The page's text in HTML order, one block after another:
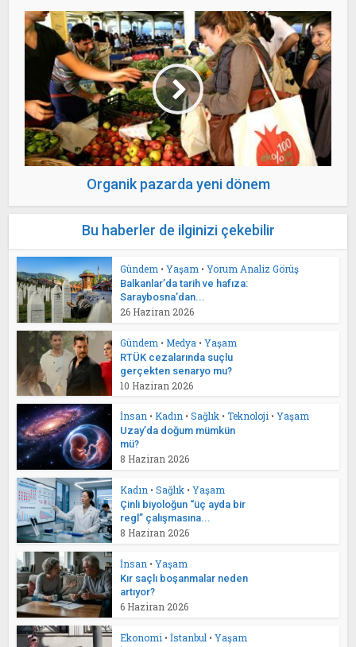
Organik pazarda yeni dönem
Bu haberler de ilginizi çekebilir
Gündem • Yaşam • Yorum Analiz Görüş
Balkanlar’da tarih ve hafıza:
Saraybosna’dan...
26 Haziran 2026
Gündem • Medya • Yaşam
RTÜK cezalarında suçlu
gerçekten senaryo mu?
10 Haziran 2026
İnsan • Kadın • Sağlık • Teknoloji • Yaşam
Uzay’da doğum mümkün
mü?
8 Haziran 2026
Kadın • Sağlık • Yaşam
Çinli biyoloğun “üç ayda bir
regl” çalışmasına...
8 Haziran 2026
İnsan • Yaşam
Kır saçlı boşanmalar neden
artıyor?
6 Haziran 2026
Ekonomi • İstanbul • Yaşam